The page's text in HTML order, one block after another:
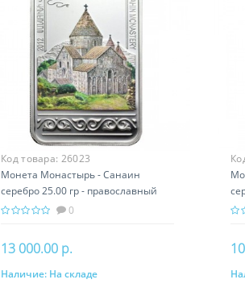
Код товара: 26023
Монета Монастырь - Санаин
серебро 25.00 гр - православный
подарок Армении
0
13 000.00 р.
В корзину
Наличие: На складе